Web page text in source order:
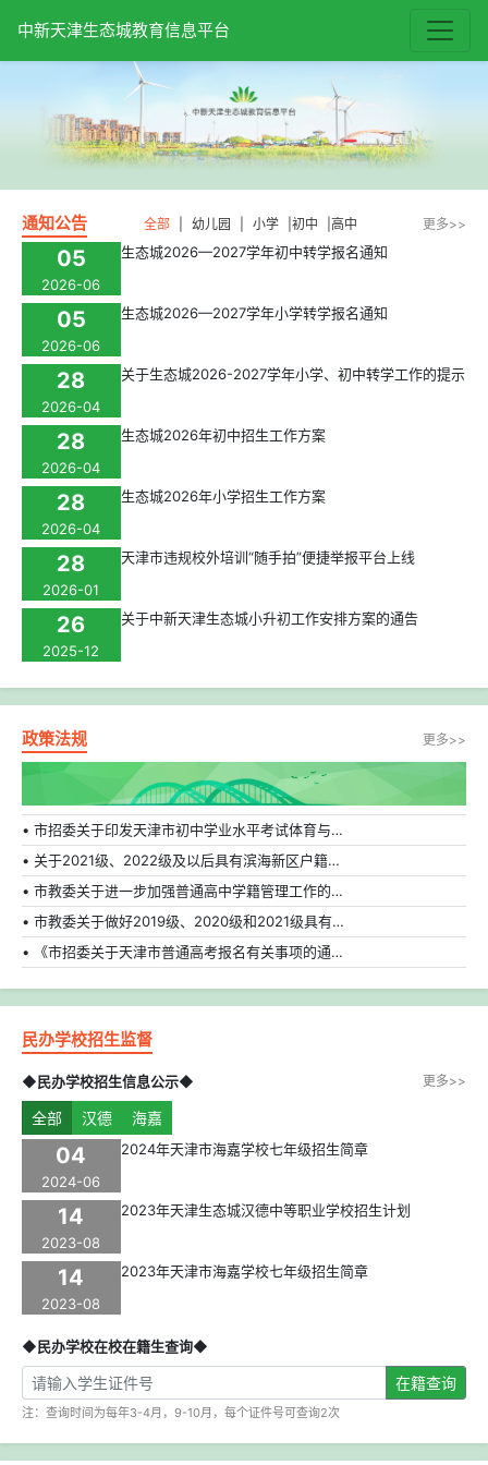
中新天津生态城教育信息平台
通知公告 全部 幼儿园 小学 初中 高中 更多>>
05
2026-06
生态城2026—2027学年初中转学报名通知
05
2026-06
生态城2026—2027学年小学转学报名通知
28
2026-04
关于生态城2026-2027学年小学、初中转学工作的提示
28
2026-04
生态城2026年初中招生工作方案
28
2026-04
生态城2026年小学招生工作方案
28
2026-01
天津市违规校外培训“随手拍”便捷举报平台上线
26
2025-12
关于中新天津生态城小升初工作安排方案的通告
政策法规 更多>>
• 市招委关于印发天津市初中学业水平考试体育与健康科目补充方案的通知
• 关于2021级、2022级及以后具有滨海新区户籍在外省市普通高中就读学生转学的相关规定
• 市教委关于进一步加强普通高中学籍管理工作的通知
• 市教委关于做好2019级、2020级和2021级具有天津市户籍在外省市普通高中就读学生转学工作的通知
• 《市招委关于天津市普通高考报名有关事项的通知》的解读
民办学校招生监督
◆民办学校招生信息公示◆ 更多>>
全部 汉德 海嘉
04
2024-06
2024年天津市海嘉学校七年级招生简章
14
2023-08
2023年天津生态城汉德中等职业学校招生计划
14
2023-08
2023年天津市海嘉学校七年级招生简章
◆民办学校在校在籍生查询◆
在籍查询
注：查询时间为每年3-4月，9-10月，每个证件号可查询2次